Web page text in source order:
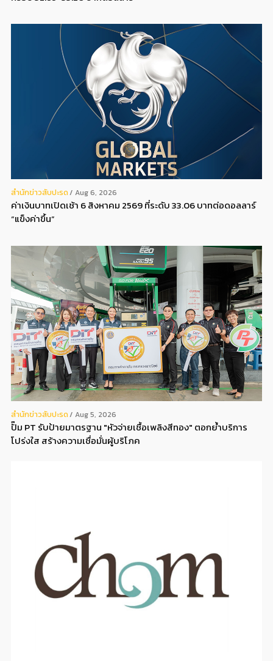
สํานักข่าวสับปะรด Aug 6, 2026
ค่าเงินบาทเปิดเช้า 6 สิงหาคม 2569 ที่ระดับ 33.06 บาทต่อดอลลาร์
“แข็งค่าขึ้น”
สํานักข่าวสับปะรด Aug 5, 2026
ปั๊ม PT รับป้ายมาตรฐาน "หัวจ่ายเชื้อเพลิงสีทอง" ตอกย้ำบริการ
โปร่งใส สร้างความเชื่อมั่นผู้บริโภค